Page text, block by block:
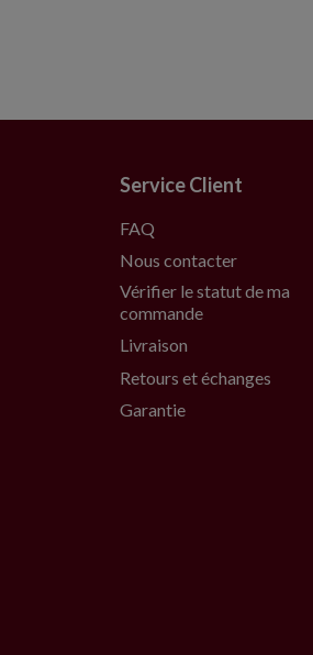
Service Client
FAQ
Nous contacter
Vérifier le statut de ma
commande
Livraison
Retours et échanges
Garantie